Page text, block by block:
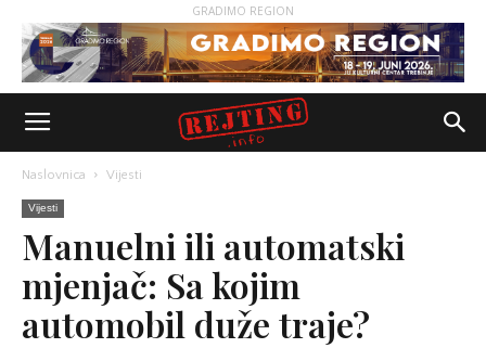
GRADIMO REGION
Naslovnica Vijesti
Vijesti
Manuelni ili automatski
mjenjač: Sa kojim
automobil duže traje?